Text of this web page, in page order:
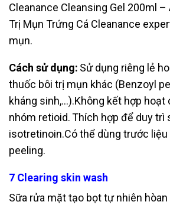
Cleanance Cleansing Gel 200ml –
Trị Mụn Trứng Cá Cleanance
mụn.
Cách sử dụng: Sử dụng riêng lẻ
thuốc bôi trị mụn khác (Benzoyl
kháng sinh,…).Không kết hợp
nhóm retioid.Thích hợp để duy trì
isotretinoin.Có thể dùng trước liệu
peeling.
7 Clearing skin wash
Sữa rửa mặt tạo bọt tự nhiên